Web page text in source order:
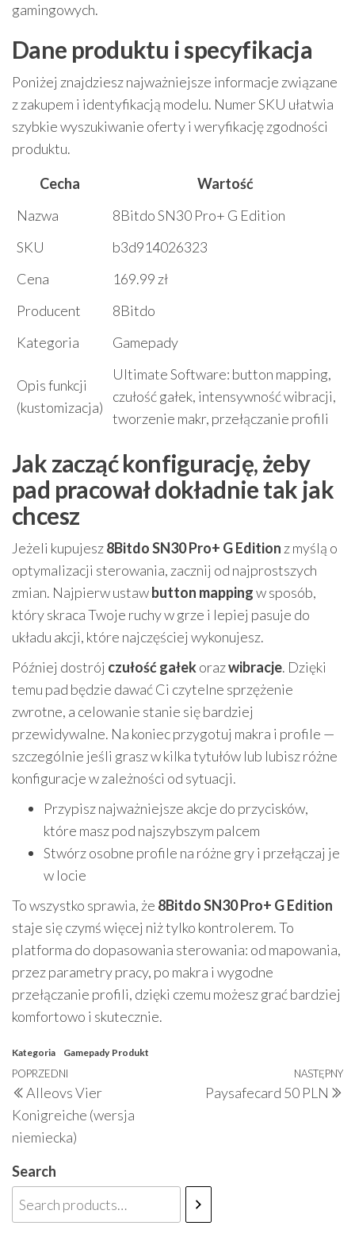
gamingowych.
Dane produktu i specyfikacja
Poniżej znajdziesz najważniejsze informacje związane
z zakupem i identyfikacją modelu. Numer SKU ułatwia
szybkie wyszukiwanie oferty i weryfikację zgodności
produktu.
Cecha
Wartość
Nazwa
8Bitdo SN30 Pro+ G Edition
SKU
b3d914026323
Cena
169.99 zł
Producent
8Bitdo
Kategoria
Gamepady
Opis funkcji
(kustomizacja)
Ultimate Software: button mapping,
czułość gałek, intensywność wibracji,
tworzenie makr, przełączanie profili
Jak zacząć konfigurację, żeby
pad pracował dokładnie tak jak
chcesz
Jeżeli kupujesz8Bitdo SN30 Pro+ G Edition z myślą o
optymalizacji sterowania, zacznij od najprostszych
zmian. Najpierw ustawbutton mappingw sposób,
który skraca Twoje ruchy w grze i lepiej pasuje do
układu akcji, które najczęściej wykonujesz.
Później dostrój czułość gałekorazwibracje. Dzięki
temu pad będzie dawać Ci czytelne sprzężenie
zwrotne, a celowanie stanie się bardziej
przewidywalne. Na koniec przygotuj makra i profile —
szczególnie jeśli grasz w kilka tytułów lub lubisz różne
konfiguracje w zależności od sytuacji.
Przypisz najważniejsze akcje do przycisków,
które masz pod najszybszym palcem
Stwórz osobne profile na różne gry i przełączaj je
w locie
To wszystko sprawia, że 8Bitdo SN30 Pro+ G Edition
staje się czymś więcej niż tylko kontrolerem. To
platforma do dopasowania sterowania: od mapowania,
przez parametry pracy, po makra i wygodne
przełączanie profili, dzięki czemu możesz grać bardziej
komfortowo i skutecznie.
Kategoria Gamepady Produkt
Nawigacja
wpisu
Poprzedni
wpis
POPRZEDNI
Alleovs Vier
Konigreiche (wersja
niemiecka)
NASTĘPNY
Paysafecard 50 PLN
Search